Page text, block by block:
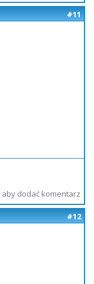
#11
aby dodać komentarz
#12